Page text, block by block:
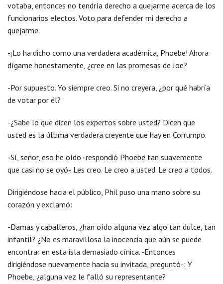
votaba, entonces no tendría derecho a quejarme acerca de los
funcionarios electos. Voto para defender mi derecho a
quejarme.
-¡Lo ha dicho como una verdadera académica, Phoebe! Ahora
dígame honestamente, ¿cree en las promesas de Joe?
-Por supuesto. Yo siempre creo. Si no creyera, ¿por qué habría
de votar por él?
-¿Sabe lo que dicen los expertos sobre usted? Dicen que
usted es la última verdadera creyente que hay en Corrumpo.
-Sí, señor, eso he oído -respondió Phoebe tan suavemente
que casi no se oyó-. Les creo. Le creo a usted. Le creo a todos.
Dirigiéndose hacia el público, Phil puso una mano sobre su
corazón y exclamó:
-Damas y caballeros, ¿han oído alguna vez algo tan dulce, tan
infantil? ¿No es maravillosa la inocencia que aún se puede
encontrar en esta isla demasiado cínica. -Entonces
dirigiéndose nuevamente hacia su invitada, preguntó-: Y
Phoebe, ¿alguna vez le falló su representante?